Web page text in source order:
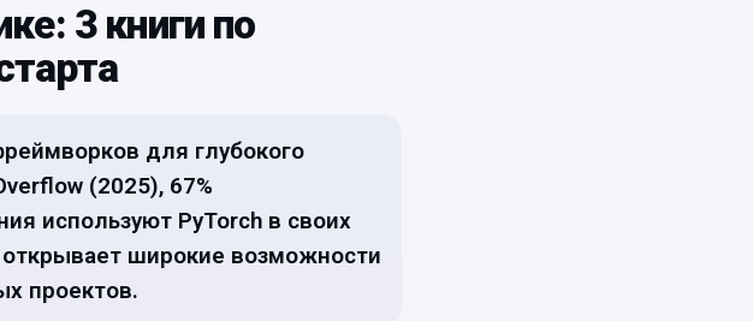
3 книги по
для глубокого
(2025), 67%
используют PyTorch в своих
открывает широкие возможности
проектов.